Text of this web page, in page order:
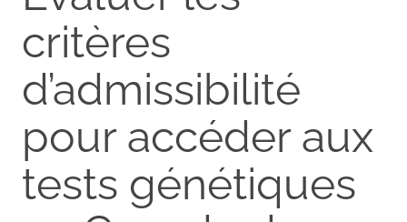
critères
d’admissibilité
pour accéder aux
tests génétiques